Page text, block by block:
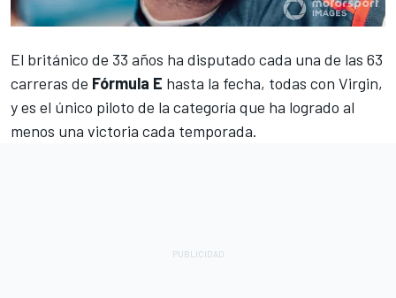
El británico de 33 años ha disputado cada una de las 63
carreras de Fórmula E hasta la fecha, todas con Virgin,
y es el único piloto de la categoría que ha logrado al
menos una victoria cada temporada.